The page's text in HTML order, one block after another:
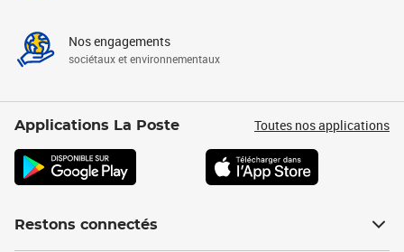
Nos engagements
sociétaux et environnementaux
Applications La Poste Toutes nos applications
Restons connectés